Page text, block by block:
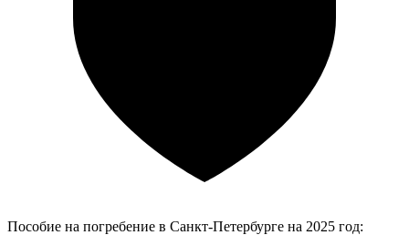
Пособие на погребение в Санкт‑Петербурге на 2025 год: